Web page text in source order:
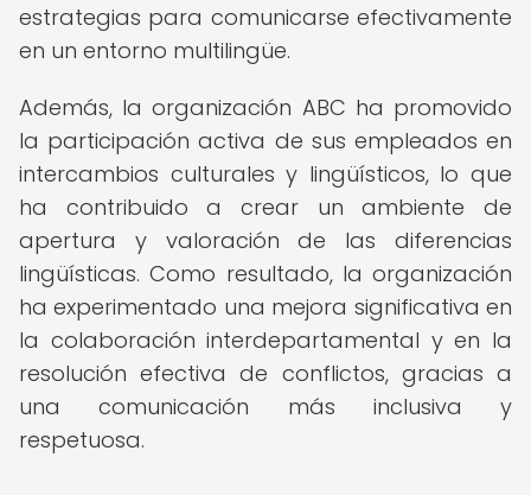
estrategias para comunicarse efectivamente
en un entorno multilingüe.
Además, la organización ABC ha promovido
la participación activa de sus empleados en
intercambios culturales y lingüísticos, lo que
ha contribuido a crear un ambiente de
apertura y valoración de las diferencias
lingüísticas. Como resultado, la organización
ha experimentado una mejora significativa en
la colaboración interdepartamental y en la
resolución efectiva de conflictos, gracias a
una comunicación más inclusiva y
respetuosa.